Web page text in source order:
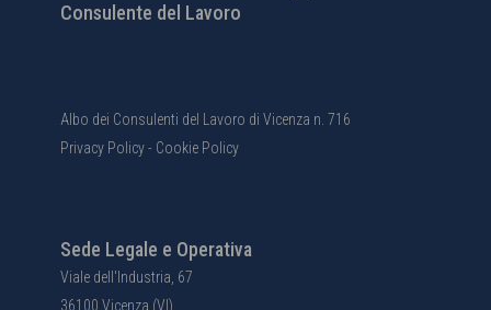
Consulente del Lavoro
Albo dei Consulenti del Lavoro di Vicenza n. 716
Privacy Policy- Cookie Policy
Sede Legale e Operativa
Viale dell'Industria, 67
36100 Vicenza (VI)